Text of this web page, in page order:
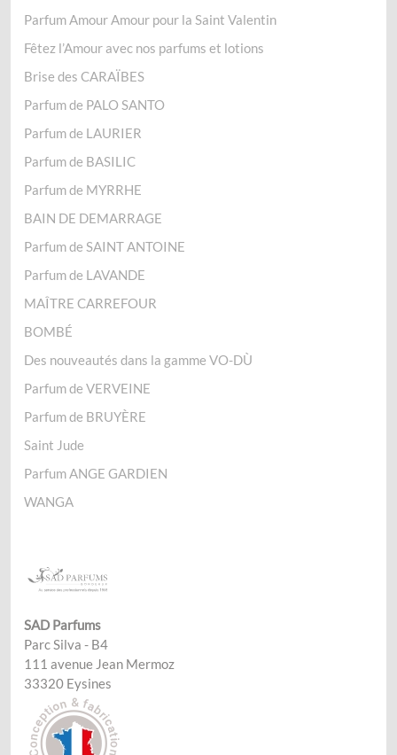
Parfum Amour Amour pour la Saint Valentin
Fêtez l’Amour avec nos parfums et lotions
Brise des CARAÏBES
Parfum de PALO SANTO
Parfum de LAURIER
Parfum de BASILIC
Parfum de MYRRHE
BAIN DE DEMARRAGE
Parfum de SAINT ANTOINE
Parfum de LAVANDE
MAÎTRE CARREFOUR
BOMBÉ
Des nouveautés dans la gamme VO-DÙ
Parfum de VERVEINE
Parfum de BRUYÈRE
Saint Jude
Parfum ANGE GARDIEN
WANGA
SAD Parfums
Parc Silva - B4
111 avenue Jean Mermoz
33320 Eysines